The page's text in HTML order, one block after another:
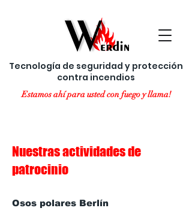
Tecnología de seguridad y protección
contra incendios
Estamos ahí para usted con fuego y llama!
Nuestras actividades de
patrocinio
Osos polares Berlín